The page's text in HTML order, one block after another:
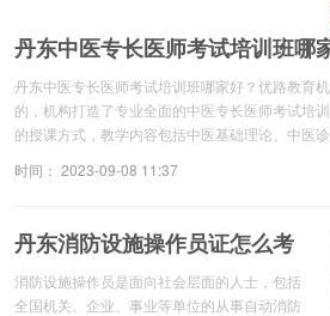
丹东中医专长医师考试培训班哪
丹东中医专长医师考试培训班哪家好？优路教育
的，机构打造了专业全面的中医专长医师考试培
的授课方式，教学内容包括中医基础理论、中医诊
时间： 2023-09-08 11:37
丹东消防设施操作员证怎么考
消防设施操作员是面向社会层面的人士，包括
全国机关、企业、事业等单位的从事自动消防